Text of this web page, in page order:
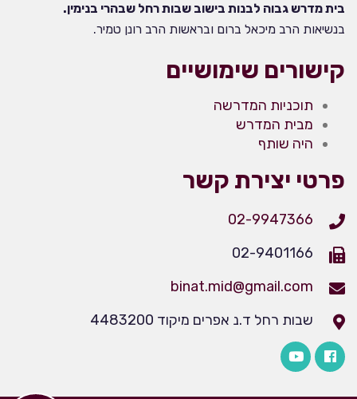
בית מדרש גבוה לבנות בישוב שבות רחל שבהרי בנימין.
בנשיאות הרב מיכאל ברום ובראשות הרב רונן טמיר.
קישורים שימושיים
תוכניות המדרשה
מבית המדרש
היה שותף
פרטי יצירת קשר
02-9947366
02-9401166
binat.mid@gmail.com
שבות רחל ד.נ אפרים מיקוד 4483200